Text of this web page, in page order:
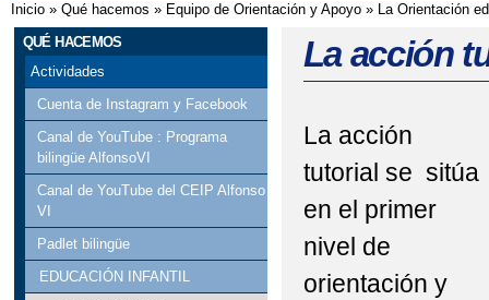
Se encuentra usted aquí
Inicio » Qué hacemos » Equipo de Orientación y Apoyo » La Orientación
QUÉ HACEMOS
Actividades
Cuenta de Instagram y Facebook
Canal de YouTube : Programa
bilingüe AlfonsoVI
Canal de YouTube del CEIP Alfonso
VI
Padlet bilingüe
EDUCACIÓN INFANTIL
La acción
La acción
tutorial se sitúa
en el primer
nivel de
orientación y